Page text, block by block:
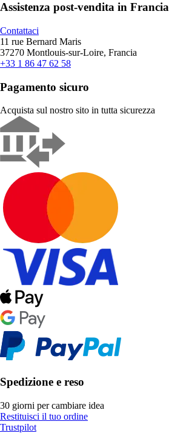
Assistenza post-vendita in Francia
Contattaci
11 rue Bernard Maris
37270 Montlouis-sur-Loire, Francia
+33 1 86 47 62 58
Pagamento sicuro
Acquista sul nostro sito in tutta sicurezza
Spedizione e reso
30 giorni per cambiare idea
Restituisci il tuo ordine
Trustpilot